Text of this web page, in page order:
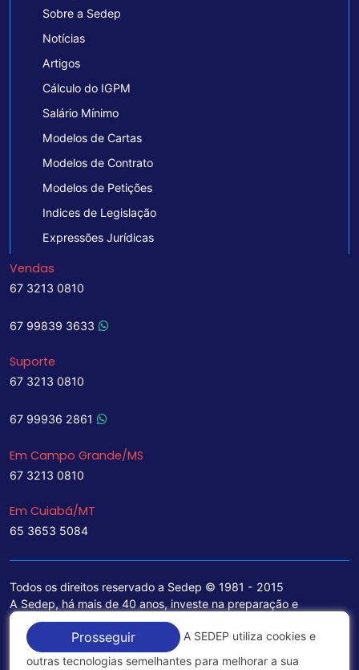
Sobre a Sedep
Notícias
Artigos
Cálculo do IGPM
Salário Mínimo
Modelos de Cartas
Modelos de Contrato
Modelos de Petições
Indices de Legislação
Expressões Jurídicas
Vendas
67 3213 0810
67 99839 3633
Suporte
67 3213 0810
67 99936 2861
Em Campo Grande/MS
67 3213 0810
Em Cuiabá/MT
65 3653 5084
Todos os direitos reservado a Sedep © 1981 - 2015
A Sedep, há mais de 40 anos, investe na preparação e
treinamento de funcionários e na aquisição de tecnologia de
ponta para a ampliação de seu portfólio de serviços voltados
para a área jurídica, que contemplam informações seguras e
Prosseguir
A SEDEP utiliza cookies e
outras tecnologias semelhantes para melhorar a sua